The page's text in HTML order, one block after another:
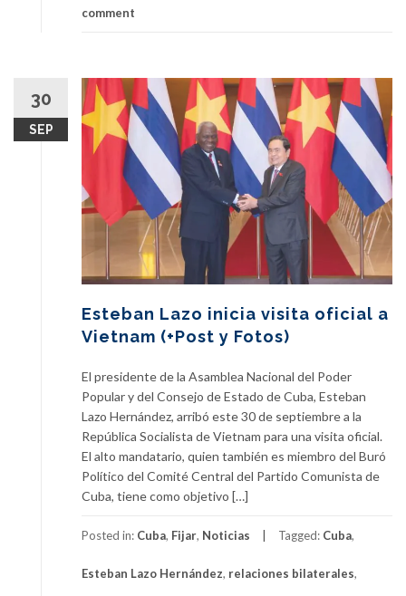
comment
30
SEP
Esteban Lazo inicia visita oficial a
Vietnam (+Post y Fotos)
El presidente de la Asamblea Nacional del Poder
Popular y del Consejo de Estado de Cuba, Esteban
Lazo Hernández, arribó este 30 de septiembre a la
República Socialista de Vietnam para una visita oficial.
El alto mandatario, quien también es miembro del Buró
Político del Comité Central del Partido Comunista de
Cuba, tiene como objetivo […]
Posted in: Cuba, Fijar, Noticias Tagged: Cuba,
Esteban Lazo Hernández, relaciones bilaterales,